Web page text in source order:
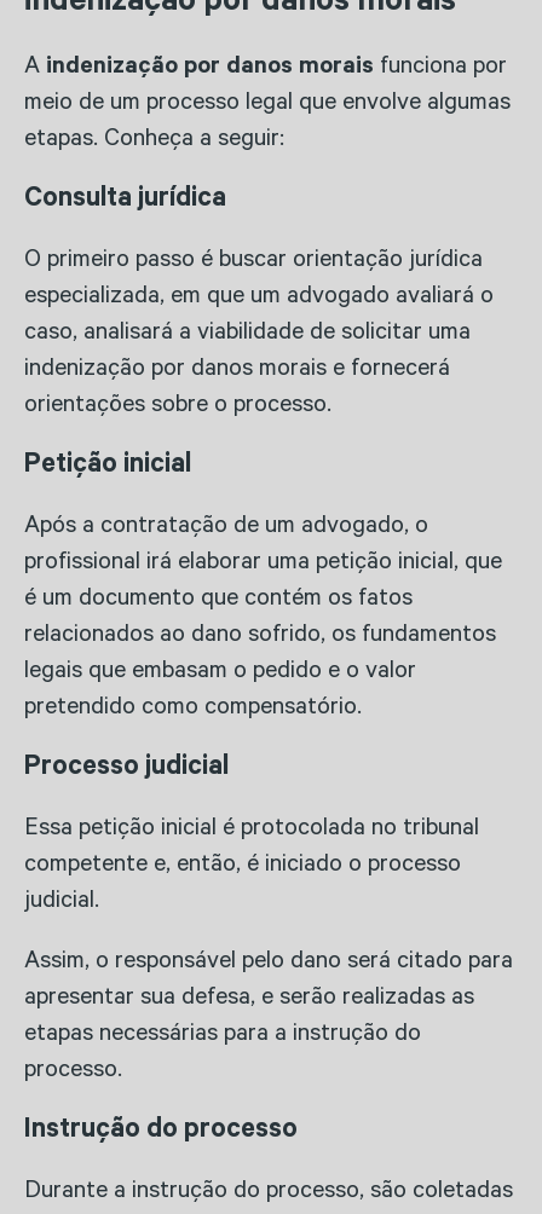
A indenização por danos morais funciona por
meio de um processo legal que envolve algumas
etapas. Conheça a seguir:
Consulta jurídica
O primeiro passo é buscar orientação jurídica
especializada, em que um advogado avaliará o
caso, analisará a viabilidade de solicitar uma
indenização por danos morais e fornecerá
orientações sobre o processo.
Petição inicial
Após a contratação de um advogado, o
profissional irá elaborar uma petição inicial, que
é um documento que contém os fatos
relacionados ao dano sofrido, os fundamentos
legais que embasam o pedido e o valor
pretendido como compensatório.
Processo judicial
Essa petição inicial é protocolada no tribunal
competente e, então, é iniciado o processo
judicial.
Assim, o responsável pelo dano será citado para
apresentar sua defesa, e serão realizadas as
etapas necessárias para a instrução do
processo.
Instrução do processo
Durante a instrução do processo, são coletadas